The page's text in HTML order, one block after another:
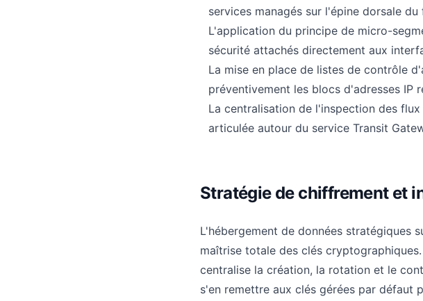
services managés sur l'épine dorsale
L'application du principe de micro-
sécurité attachés directement aux
La mise en place de listes de contrôle
préventivement les blocs d'adresses IP
La centralisation de l'inspection des
articulée autour du service Transit
Stratégie de chiffrement et
L'hébergement de données stratégiques
maîtrise totale des clés
centralise la création, la rotation et le
s'en remettre aux clés gérées par défaut